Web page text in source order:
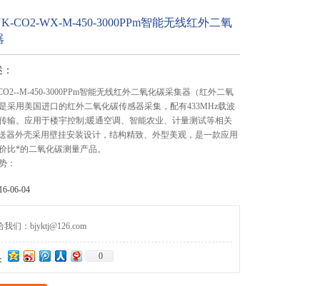
CO2-WX-M-450-3000PPm智能无线红外二氧
M-450-3000PPm智能无线红外二氧化碳采集器（红外二氧
采用美国进口的红外二氧化碳传感器采集，配有433MHz载波
输。应用于楼宇控制;暖通空调、智能农业、计量测试等相关
器外壳采用壁挂安装设计，结构精致、外型美观，是一款应用
比*的二氧化碳测量产品。
：
06-04
我们：bjyktj@126.com
0